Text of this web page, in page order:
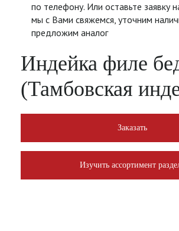
Индейка филе
(Тамбовская
по телефону. Или оставьте заявку
мы с Вами свяжемся, уточним
предложим аналог
Заказать
Изучить ассортимент